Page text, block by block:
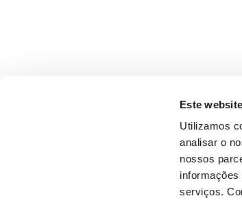
Este
Utilizamos
analisar o
nossos
serviços.